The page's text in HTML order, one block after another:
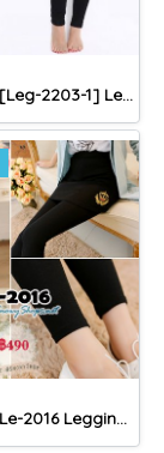
[PreOrder] [Leg-2203-1] Leggings ลองจอนไซด์ใหญ่ เปนลองจอนสีดำซับขนสีแดงกำมะหยี่หนาใส่กันหนาวติดลบได้ ผ้ายืดและข้างในซับขนนุ่มมาก เหมาะสำหรับ 65-90Kg สะโพกยืดได้ 50+นิ้วค่ะ
[PreOrder] Le-2016 Leggings เลคกิ้งกระโปรงสีดำ แต่งลาย ผ้าคอตตอนนุ่มเอวยืดดีใส่สบายค่ะ